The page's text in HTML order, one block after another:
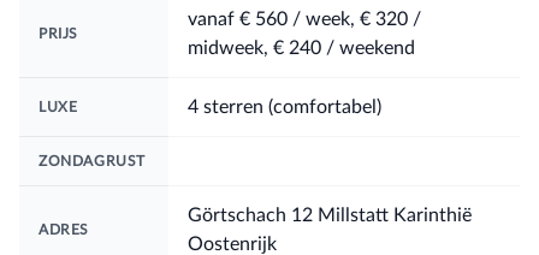
PRIJS
vanaf € 560 / week, € 320 /
midweek, € 240 / weekend
LUXE 4 sterren (comfortabel)
ZONDAGRUST
ADRES
Görtschach 12 Millstatt Karinthië
Oostenrijk